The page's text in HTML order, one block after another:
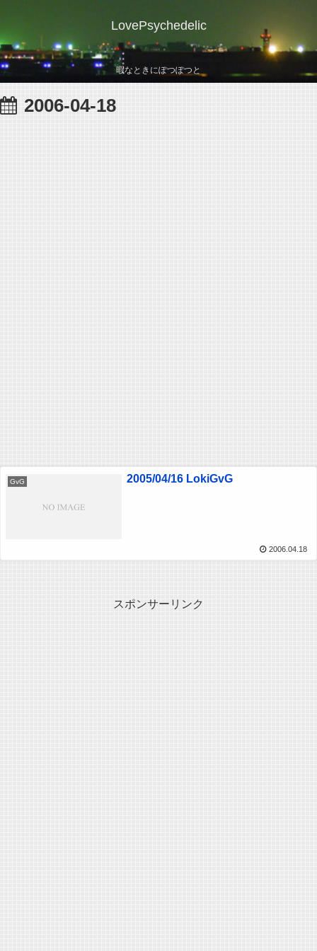
LovePsychedelic
暇なときにぽつぽつと
2006-04-18
GvG 2005/04/16 LokiGvG
2006.04.18
スポンサーリンク